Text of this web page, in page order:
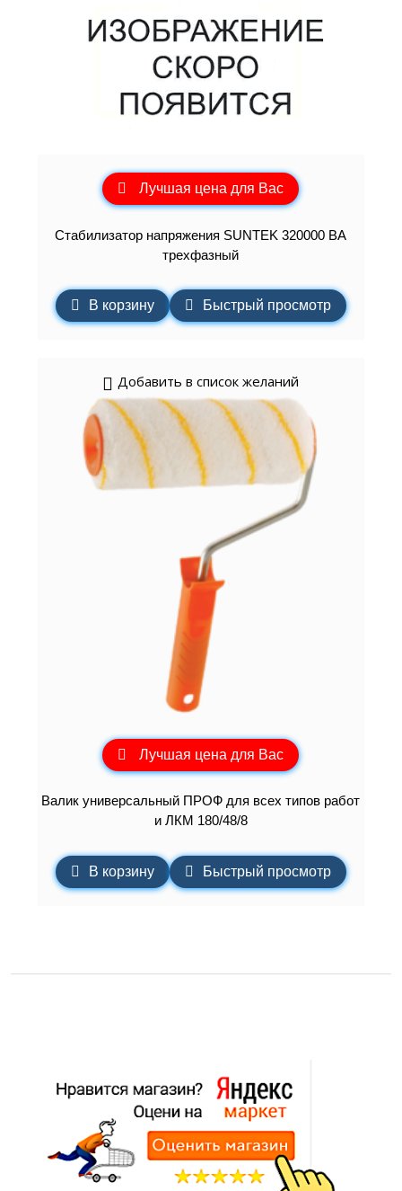
Лучшая цена для Вас
Стабилизатор напряжения SUNTEK 320000 ВА
трехфазный
В корзину Быстрый просмотр
Добавить в список желаний
Лучшая цена для Вас
Валик универсальный ПРОФ для всех типов работ
и ЛКМ 180/48/8
В корзину Быстрый просмотр